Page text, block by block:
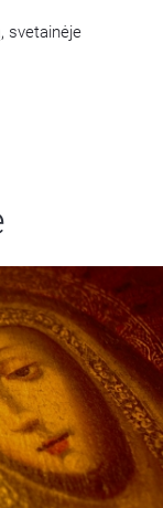
svetainėje